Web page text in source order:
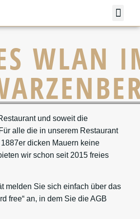
WLAN
und soweit die
alle die in unserem Restaurant
dicken Mauern keine
wir schon seit 2015 freies
melden Sie sich einfach über das
free“ an, in dem Sie die AGB